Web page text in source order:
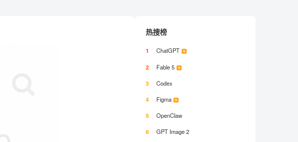
热搜榜
1 ChatGPT
2 Fable 5
3
Codex
4
Figma
5
OpenClaw
6
GPT Image 2